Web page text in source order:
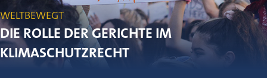
WELTBEWEGT
DIE ROLLE DER GERICHTE IM
KLIMASCHUTZRECHT